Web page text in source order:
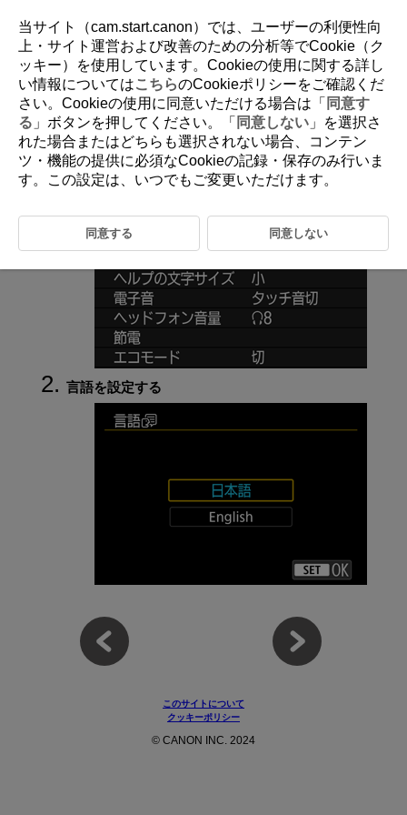
D095-174
言語
［ ：言語 ］を選ぶ
言語を設定する
このサイトについて
クッキーポリシー
© CANON INC. 2024
当サイト（cam.start.canon）では、ユーザーの利便性向
上・サイト運営および改善のための分析等でCookie（ク
ッキー）を使用しています。Cookieの使用に関する詳し
い情報についてはこちらのCookieポリシーをご確認くだ
さい。Cookieの使用に同意いただける場合は「 同意す
る 」ボタンを押してください。「 同意しない 」を選択さ
れた場合またはどちらも選択されない場合、コンテン
ツ・機能の提供に必須なCookieの記録・保存のみ行いま
す。この設定は、いつでもご変更いただけます。
同意する 同意しない